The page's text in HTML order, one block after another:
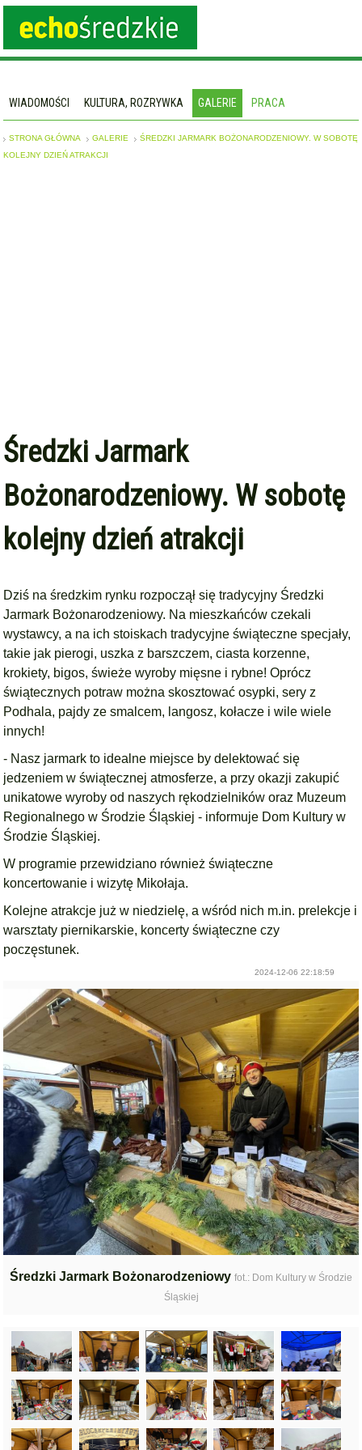
WIADOMOŚCI KULTURA, ROZRYWKA GALERIE PRACA
STRONA GŁÓWNA GALERIE
ŚREDZKI JARMARK BOŻONARODZENIOWY. W SOBOTĘ
KOLEJNY DZIEŃ ATRAKCJI
Średzki Jarmark
Bożonarodzeniowy. W sobotę
kolejny dzień atrakcji
Dziś na średzkim rynku rozpoczął się tradycyjny Średzki
Jarmark Bożonarodzeniowy. Na mieszkańców czekali
wystawcy, a na ich stoiskach tradycyjne świąteczne specjały,
takie jak pierogi, uszka z barszczem, ciasta korzenne,
krokiety, bigos, świeże wyroby mięsne i rybne! Oprócz
świątecznych potraw można skosztować osypki, sery z
Podhala, pajdy ze smalcem, langosz, kołacze i wile wiele
innych!
- Nasz jarmark to idealne miejsce by delektować się
jedzeniem w świątecznej atmosferze, a przy okazji zakupić
unikatowe wyroby od naszych rękodzielników oraz Muzeum
Regionalnego w Środzie Śląskiej - informuje Dom Kultury w
Środzie Śląskiej.
W programie przewidziano również świąteczne
koncertowanie i wizytę Mikołaja.
Kolejne atrakcje już w niedzielę, a wśród nich m.in. prelekcje i
warsztaty piernikarskie, koncerty świąteczne czy
poczęstunek.
2024-12-06 22:18:59
Średzki Jarmark Bożonarodzeniowy fot.: Dom Kultury w Środzie
Śląskiej